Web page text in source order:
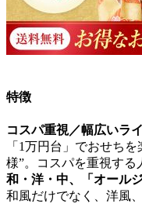
特徴
コスパ重視／幅広いラ
「1万円台」でおせち
様”。
コスパを重視する
和・洋・中、「オール
和風だけでなく、洋風